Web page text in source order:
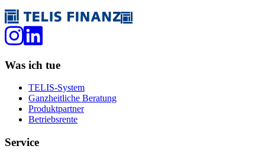
Was ich tue
TELIS-System
Ganzheitliche Beratung
Produktpartner
Betriebsrente
Service